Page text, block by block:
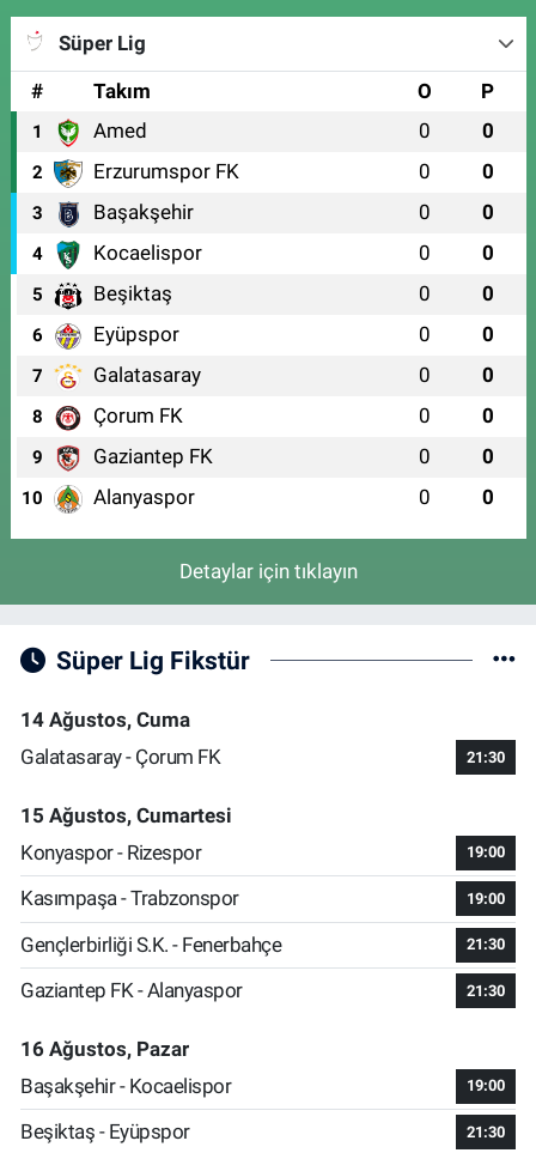
Süper Lig
#
Takım O P
1 Amed 0 0
2 Erzurumspor FK 0 0
3 Başakşehir 0 0
4 Kocaelispor 0 0
5 Beşiktaş 0 0
6 Eyüpspor 0 0
7 Galatasaray 0 0
8 Çorum FK 0 0
9 Gaziantep FK 0 0
10 Alanyaspor 0 0
Detaylar için tıklayın
Süper Lig Fikstür
14 Ağustos, Cuma
Galatasaray - Çorum FK
21:30
15 Ağustos, Cumartesi
Konyaspor - Rizespor
19:00
Kasımpaşa - Trabzonspor 19:00
Gençlerbirliği S.K. - Fenerbahçe 21:30
Gaziantep FK - Alanyaspor 21:30
16 Ağustos, Pazar
Başakşehir - Kocaelispor
19:00
Beşiktaş - Eyüpspor 21:30